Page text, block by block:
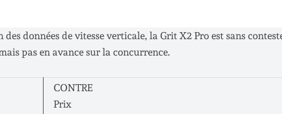
données de vitesse verticale, la Grit X2 Pro est sans
pas en avance sur la concurrence.
CONTRE
Prix